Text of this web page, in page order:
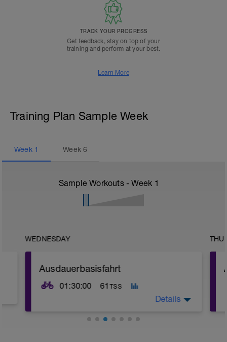
TRACK YOUR PROGRESS
Get feedback, stay on top of your
training and perform at your best.
Learn More
Training Plan Sample Week
Week 1 Week6
Sample Workouts - Week 1
WEDNESDAY
Ausdauerbasisfahrt
01:30:00 61 TSS
Details